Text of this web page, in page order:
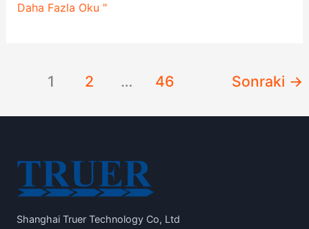
Daha Fazla Oku "
1 2 … 46 Sonraki →
Shanghai Truer Technology Co, Ltd